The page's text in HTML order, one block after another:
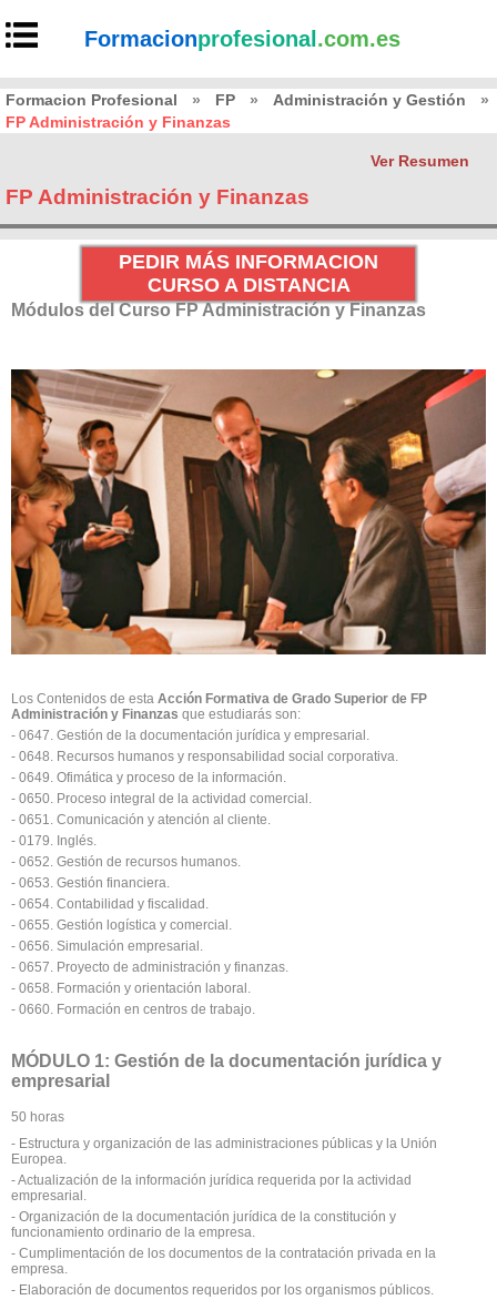
Formacionprofesional .com.es
Formacion Profesional » FP » Administración y Gestión
»
FP Administración y Finanzas
Ver Resumen
FP Administración y Finanzas
PEDIR MÁS INFORMACION
CURSO A DISTANCIA
Módulos del Curso FP Administración y Finanzas
Los Contenidos de esta Acción Formativa de Grado Superior de FP
Administración y Finanzas que estudiarás son:
- 0647. Gestión de la documentación jurídica y empresarial.
- 0648. Recursos humanos y responsabilidad social corporativa.
- 0649. Ofimática y proceso de la información.
- 0650. Proceso integral de la actividad comercial.
- 0651. Comunicación y atención al cliente.
- 0179. Inglés.
- 0652. Gestión de recursos humanos.
- 0653. Gestión financiera.
- 0654. Contabilidad y fiscalidad.
- 0655. Gestión logística y comercial.
- 0656. Simulación empresarial.
- 0657. Proyecto de administración y finanzas.
- 0658. Formación y orientación laboral.
- 0660. Formación en centros de trabajo.
MÓDULO 1: Gestión de la documentación jurídica y
empresarial
50 horas
- Estructura y organización de las administraciones públicas y la Unión
Europea.
- Actualización de la información jurídica requerida por la actividad
empresarial.
- Organización de la documentación jurídica de la constitución y
funcionamiento ordinario de la empresa.
- Cumplimentación de los documentos de la contratación privada en la
empresa.
- Elaboración de documentos requeridos por los organismos públicos.